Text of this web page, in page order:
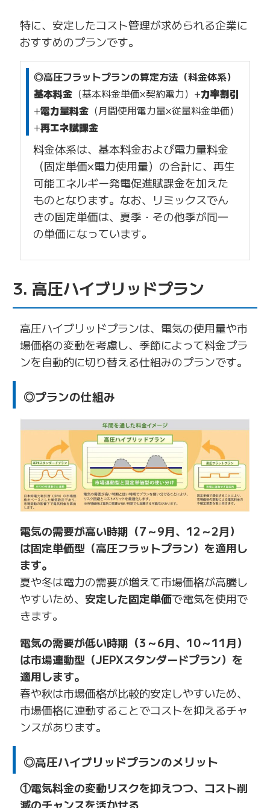
特に、安定したコスト管理が求められる企業に
おすすめのプランです。
◎高圧フラットプランの算定方法（料金体系）
基本料金（基本料金単価×契約電力）+力率割引
+電力量料金（月間使用電力量×従量料金単価）
+再エネ賦課金
料金体系は、基本料金および電力量料金
（固定単価×電力使用量）の合計に、再生
可能エネルギー発電促進賦課金を加えた
ものとなります。 なお、リミックスでん
きの固定単価は、夏季・その他季が同一
の単価になっています。
3. 高圧ハイブリッドプラン
高圧ハイブリッドプランは、電気の使用量や市
場価格の変動を考慮し、季節によって料金プラ
ンを自動的に切り替える仕組みのプランです。
◎プランの仕組み
電気の需要が高い時期（7～9月、12～2月）
は固定単価型（高圧フラットプラン）を適用し
ます。
夏や冬は電力の需要が増えて市場価格が高騰し
やすいため、 安定した固定単価で電気を使用で
きます。
電気の需要が低い時期（3～6月、10～11月）
は市場連動型（JEPXスタンダードプラン）を
適用します。
春や秋は市場価格が比較的安定しやすいため、
市場価格に連動することでコストを抑えるチャ
ンスがあります。
◎高圧ハイブリッドプランのメリット
①電気料金の変動リスクを抑えつつ、コスト削
減のチャンスを活かせる